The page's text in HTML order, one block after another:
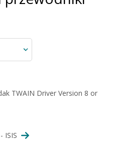
TWAIN Driver Version 8 or
ISIS